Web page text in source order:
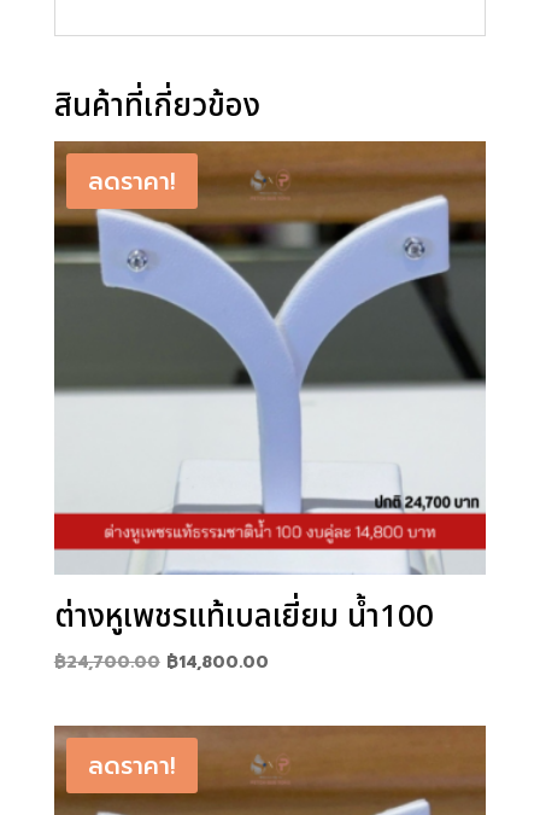
สินค้าที่เกี่ยวข้อง
ลดราคา!
ต่างหูเพชรแท้เบลเยี่ยม น้ำ100
฿24,700.00 Original
฿24,700.00.
฿14,800.00Current
ลดราคา!